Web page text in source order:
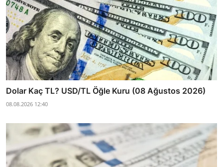
Dolar Kaç TL? USD/TL Öğle Kuru (08 Ağustos 2026)
08.08.2026 12:40